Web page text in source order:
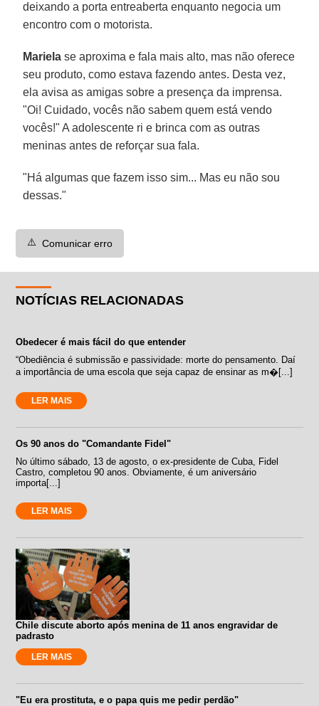
deixando a porta entreaberta enquanto negocia um
encontro com o motorista.
Mariela se aproxima e fala mais alto, mas não oferece
seu produto, como estava fazendo antes. Desta vez,
ela avisa as amigas sobre a presença da imprensa.
"Oi! Cuidado, vocês não sabem quem está vendo
vocês!" A adolescente ri e brinca com as outras
meninas antes de reforçar sua fala.
"Há algumas que fazem isso sim... Mas eu não sou
dessas."
⚠️ Comunicar erro
NOTÍCIAS RELACIONADAS
Obedecer é mais fácil do que entender
“Obediência é submissão e passividade: morte do pensamento. Daí
a importância de uma escola que seja capaz de ensinar as m�[...]
LER MAIS
Os 90 anos do "Comandante Fidel"
No último sábado, 13 de agosto, o ex-presidente de Cuba, Fidel
Castro, completou 90 anos. Obviamente, é um aniversário
importa[...]
LER MAIS
Chile discute aborto após menina de 11 anos engravidar de
padrasto
LER MAIS
"Eu era prostituta, e o papa quis me pedir perdão"